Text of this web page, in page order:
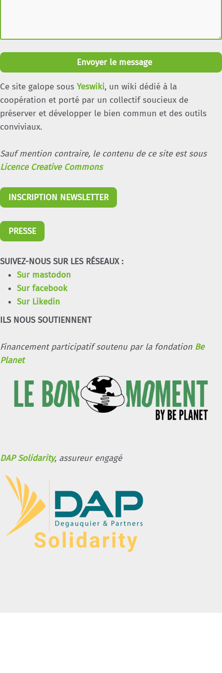
Envoyer le message
Ce site galope sous Yeswiki, un wiki dédié à la
coopération et porté par un collectif soucieux de
préserver et développer le bien commun et des outils
conviviaux.
Sauf mention contraire, le contenu de ce site est sous
Licence Creative Commons
INSCRIPTION NEWSLETTER
PRESSE
SUIVEZ-NOUS SUR LES RÉSEAUX :
Sur mastodon
Sur facebook
Sur Likedin
ILS NOUS SOUTIENNENT
Financement participatif soutenu par la fondation Be
Planet
DAP Solidarity, assureur engagé